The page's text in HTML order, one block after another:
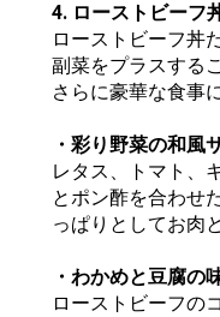
4. ローストビーフ
ローストビーフ丼
副菜をプラスする
さらに豪華な食事
・彩り野菜の和風
レタス、トマト、
とポン酢を合わせ
っぱりとしてお肉
・わかめと豆腐の
ローストビーフの